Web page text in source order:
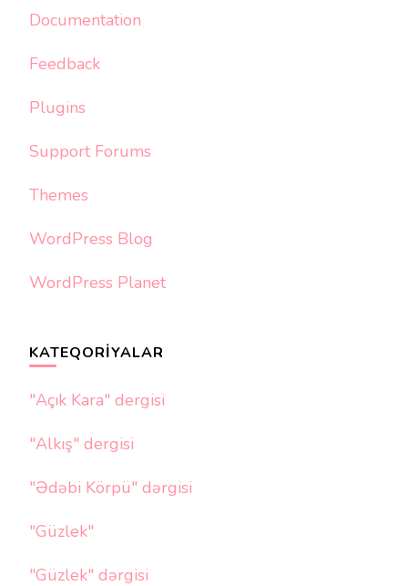
Documentation
Feedback
Plugins
Support Forums
Themes
WordPress Blog
WordPress Planet
KATEQORIYALAR
"Açık Kara" dergisi
"Alkış" dergisi
"Ədəbi Körpü" dərgisi
"Güzlek"
"Güzlek" dərgisi